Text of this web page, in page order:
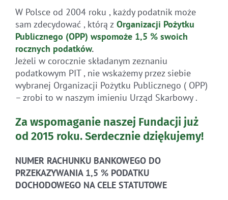
W Polsce od 2004 roku , każdy podatnik może
sam zdecydować , którą zOrganizacji Pożytku
Publicznego (OPP) wspomoże 1,5 % swoich
rocznych podatków.
Jeżeli w corocznie składanym zeznaniu
podatkowym PIT , nie wskażemy przez siebie
wybranej Organizacji Pożytku Publicznego ( OPP)
– zrobi to w naszym imieniu Urząd Skarbowy .
Za wspomaganie naszej Fundacji już
od 2015 roku.Serdecznie dziękujemy!
NUMER RACHUNKU BANKOWEGO DO
PRZEKAZYWANIA 1,5 % PODATKU
DOCHODOWEGO NA CELE STATUTOWE